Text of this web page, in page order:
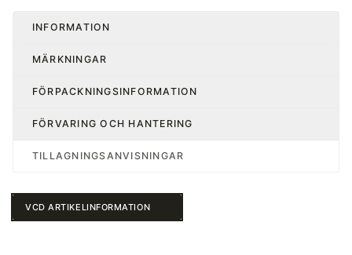
INFORMATION
MÄRKNINGAR
FÖRPACKNINGSINFORMATION
FÖRVARING OCH HANTERING
TILLAGNINGSANVISNINGAR
VCD ARTIKELINFORMATION